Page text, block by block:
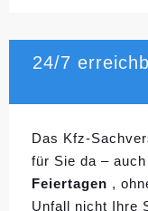
24/7
Das Kfz-
für Sie da – auch
Feiertagen ,
Unfall nicht Ihre